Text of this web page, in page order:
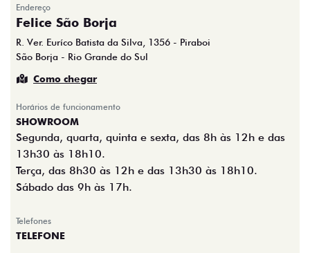
Endereço
Felice São Borja
R. Ver. Euríco Batista da Silva, 1356 - Piraboi
São Borja - Rio Grande do Sul
Como chegar
Horários de funcionamento
SHOWROOM
Segunda, quarta, quinta e sexta, das 8h às 12h e das
13h30 às 18h10.
Terça, das 8h30 às 12h e das 13h30 às 18h10.
Sábado das 9h às 17h.
Telefones
TELEFONE